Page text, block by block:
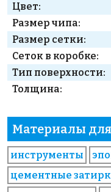
Цвет:
Размер чипа:
Размер сетки:
Сеток в коробке:
Тип поверхности:
Толщина:
Материалы
инструменты
цементные